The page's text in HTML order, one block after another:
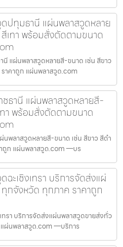
ปทุมธานี แผ่นพลาสวูดหลาย
เทา พร้อมสั่งตัดตามขนาด
แผ่นพลาสวูดหลายสี-ขนาด เช่น สีขาว
าคาถูก แผ่นพลาสวูด.com
ธานี แผ่นพลาสวูดหลายสี-
า พร้อมสั่งตัดตามขนาด
พลาสวูดหลายสี-ขนาด เช่น สีขาว สีดำ
ถูก แผ่นพลาสวูด.com —บร
ะเชิงเทรา บริการจัดส่งแผ่
กจังหวัด ทุกภาค ราคาถูก
รา บริการจัดส่งแผ่นพลาสวูดขายส่งทั่ว
ผ่นพลาสวูด.com —บริการ